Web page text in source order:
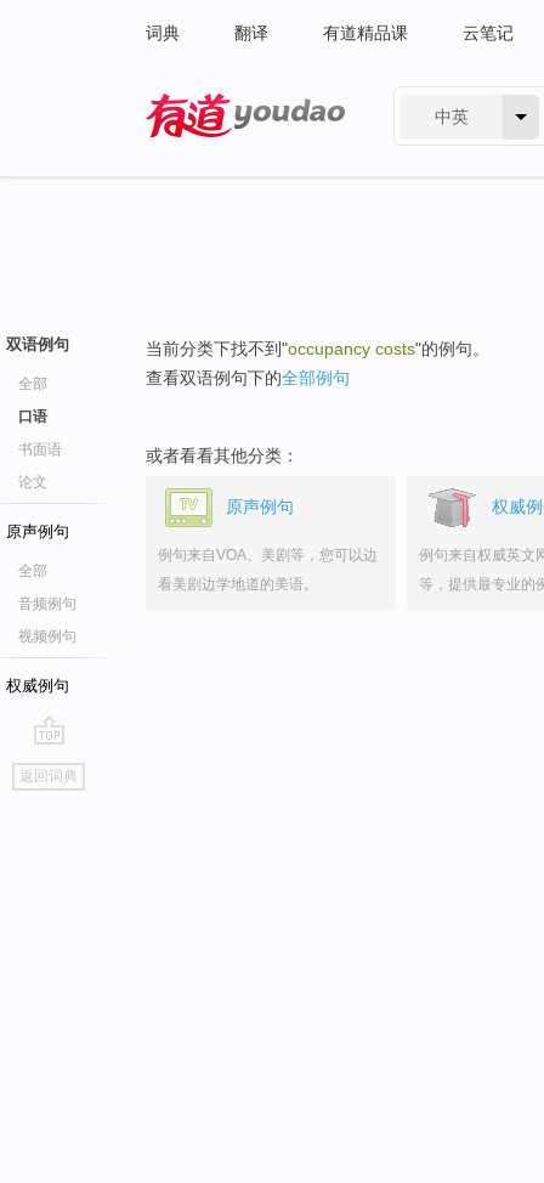
词典 翻译 有道精品课 云笔记
中英
双语例句
全部
口语
书面语
论文
原声例句
全部
音频例句
视频例句
权威例句
go
top
返回词典
当前分类下找不到"occupancy costs"的例句。
查看双语例句下的全部例句
或者看看其他分类：
原声例句
例句来自VOA、美剧等，您可以边
看美剧边学地道的美语。
权威
例句来自权威英文
等，提供最专业的